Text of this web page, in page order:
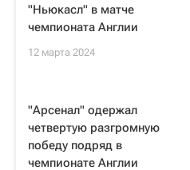
"Ньюкасл" в матче
чемпионата Англии
12 марта 2024
"Арсенал" одержал
четвертую разгромную
победу подряд в
чемпионате Англии